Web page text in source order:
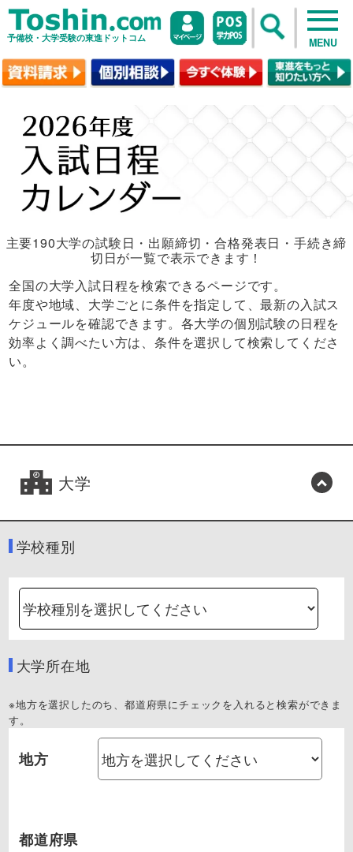
予備校・大学受験の東進ドットコム MENU
主要190大学の試験日・出願締切・合格発表日・手続き締
切日が一覧で表示できます！
全国の大学入試日程を検索できるページです。
年度や地域、大学ごとに条件を指定して、最新の入試ス
ケジュールを確認できます。各大学の個別試験の日程を
効率よく調べたい方は、条件を選択して検索してくださ
い。
大学
学校種別
大学所在地
※地方を選択したのち、都道府県にチェックを入れると検索ができま
す。
地方
都道府県